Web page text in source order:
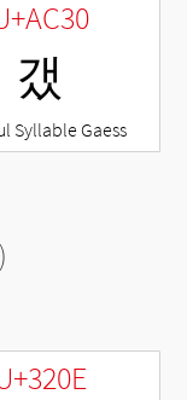
갰
Syllable Gaess